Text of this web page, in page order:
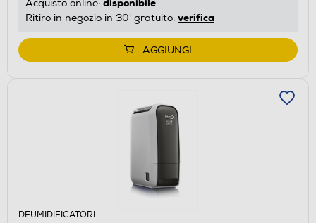
Acquisto online: disponibile
Ritiro in negozio in 30' gratuito: verifica
AGGIUNGI
DEUMIDIFICATORI